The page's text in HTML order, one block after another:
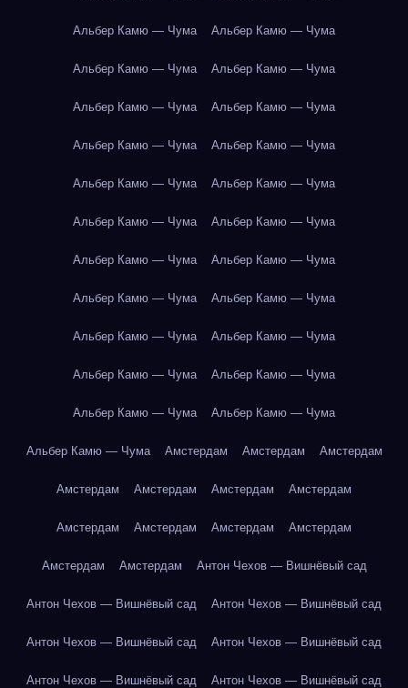
Альбер Камю — Чума Альбер Камю — Чума
Альбер Камю — Чума Альбер Камю — Чума
Альбер Камю — Чума Альбер Камю — Чума
Альбер Камю — Чума Альбер Камю — Чума
Альбер Камю — Чума Альбер Камю — Чума
Альбер Камю — Чума Альбер Камю — Чума
Альбер Камю — Чума Альбер Камю — Чума
Альбер Камю — Чума Альбер Камю — Чума
Альбер Камю — Чума Альбер Камю — Чума
Альбер Камю — Чума Альбер Камю — Чума
Альбер Камю — Чума Альбер Камю — Чума
Альбер Камю — Чума Амстердам Амстердам Амстердам
Амстердам Амстердам Амстердам Амстердам
Амстердам Амстердам Амстердам Амстердам
Амстердам Амстердам Антон Чехов — Вишнёвый сад
Антон Чехов — Вишнёвый сад Антон Чехов — Вишнёвый сад
Антон Чехов — Вишнёвый сад Антон Чехов — Вишнёвый сад
Антон Чехов — Вишнёвый сад Антон Чехов — Вишнёвый сад